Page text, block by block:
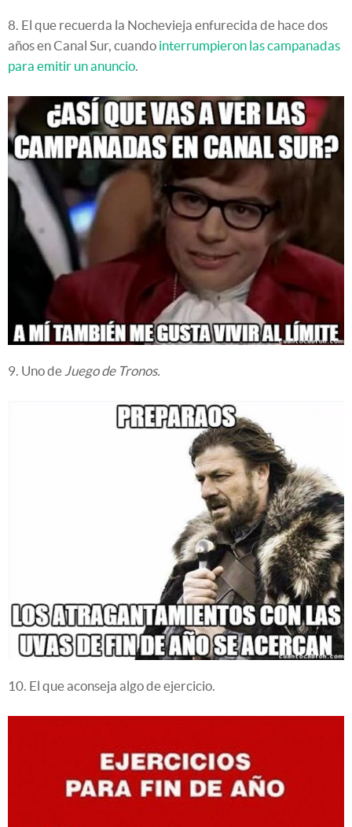
8. El que recuerda la Nochevieja enfurecida de hace dos
años en Canal Sur, cuando interrumpieron las campanadas
para emitir un anuncio
9. Uno de Juego de Tronos.
10. El que aconseja algo de ejercicio.